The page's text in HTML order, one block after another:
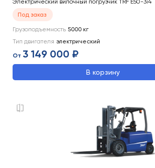
Электрический вилочный погрузчик TRF E50-3i4
Под заказ
Грузоподъемность 5000 кг
Тип двигателя электрический
От 3 149 000 ₽
В корзину